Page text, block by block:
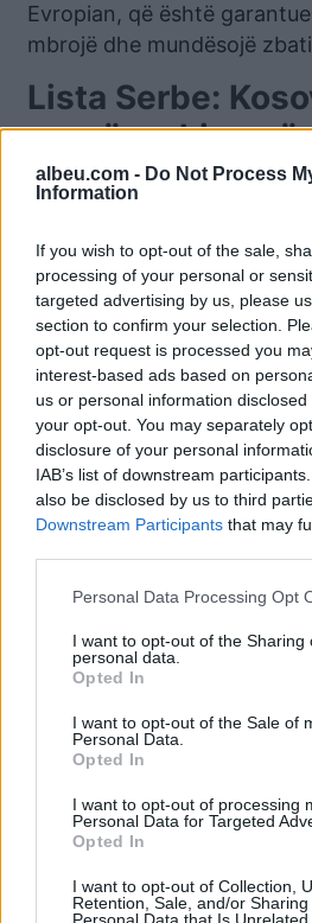
albeu.com - Do Not Process
Information
If you wish to opt-out of the sale,
processing of your personal or
targeted advertising by us, please
section to confirm your selection.
opt-out request is processed you
interest-based ads based on
us or personal information
your opt-out. You may separately
disclosure of your personal
IAB’s list of downstream
also be disclosed by us to third
Downstream Participants that may
Personal Data Processing Opt
I want to opt-out of the Sharing
personal data.
Opted In
I want to opt-out of the Sale of
Personal Data.
Opted In
I want to opt-out of processing
Personal Data for Targeted
Opted In
I want to opt-out of Collection,
Retention, Sale, and/or
Evropian, që është
mbrojë dhe mundësojë
Lista Serbe:
marrëveshjen
Lista Serbe, partia kryesore
po vazhdon të torturojë,
të shkelë marrëveshjet e
përderisa përfaqësuesit
heshtin.
Kjo parti po ashtu u bëri
ndërkombëtarë, në radhë të
siç thanë, është
marrëveshjes, që
Kurti të shkelë
këtë mënyrë të
shkeljen e të drejtave
shkeljen e marrëveshjeve
drejta të popullit tonë”, tha
Pas krizës së shkaktuar në
makinave me targa serbe në
(Republika e Kosovës), që
bëjnë, më 23 nëntor u arrit
Bruksel. Marrëveshja u